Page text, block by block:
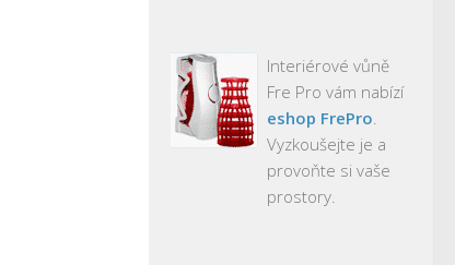
Interiérové vůně
Fre Pro vám nabízí
eshop FrePro.
Vyzkoušejte je a
provoňte si vaše
prostory.